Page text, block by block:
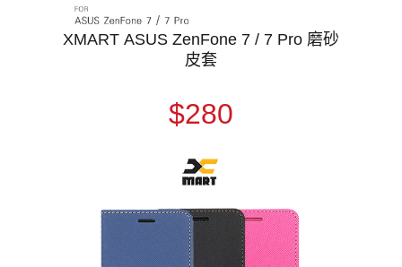
XMART ASUS ZenFone 7 / 7 Pro 磨砂
皮套
$280